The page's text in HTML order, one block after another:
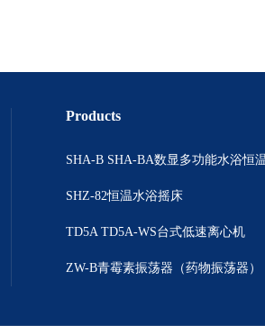
Products
SHZ-82恒温水浴摇床
TD5A TD5A-WS台式低速离心机
ZW-B青霉素振荡器（药物振荡器）